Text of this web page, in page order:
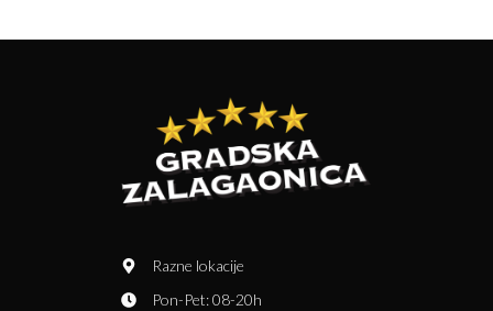
Razne lokacije
Pon-Pet: 08-20h